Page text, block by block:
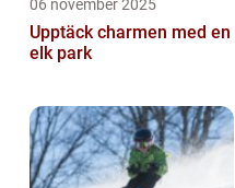
06 november 2025
Upptäck charmen med en
elk park